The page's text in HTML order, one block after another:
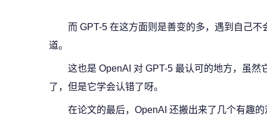
而 GPT-5 在这方面则是善变的多，遇到自己
道。
这也是 OpenAI 对 GPT-5 最认可的地方，虽
了，但是它学会认错了呀。
在论文的最后，OpenAI 还搬出来了几个有趣的